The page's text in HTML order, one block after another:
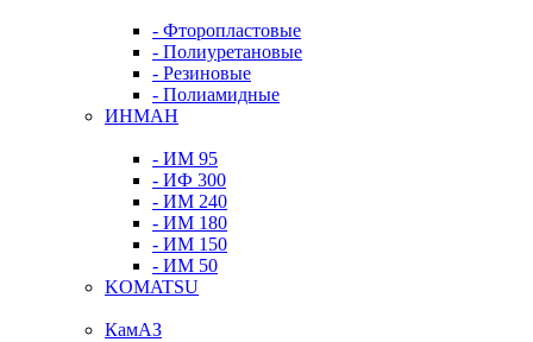
- Фторопластовые
- Полиуретановые
- Резиновые
- Полиамидные
ИНМАН
- ИМ 95
- ИФ 300
- ИМ 240
- ИМ 180
- ИМ 150
- ИМ 50
KOMATSU
КамАЗ